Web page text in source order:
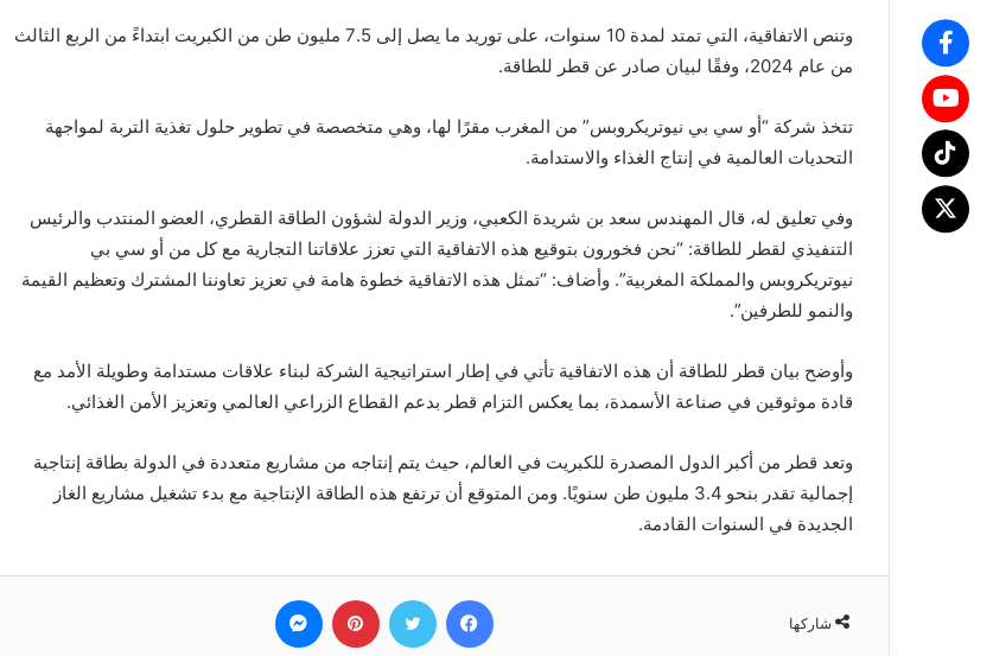
وتنص الاتفاقية، التي تمتد لمدة 10 سنوات، على توريد ما يصل إلى 7.5 مليون طن من الكبريت ابتداءً من الربع الثالث
من عام 2024، وفقًا لبيان صادر عن قطر للطاقة.
تتخذ شركة “أو سي بي نيوتريكروبس” من المغرب مقرًا لها، وهي متخصصة في تطوير حلول تغذية التربة لمواجهة
التحديات العالمية في إنتاج الغذاء والاستدامة.
وفي تعليق له، قال المهندس سعد بن شريدة الكعبي، وزير الدولة لشؤون الطاقة القطري، العضو المنتدب والرئيس
التنفيذي لقطر للطاقة: “نحن فخورون بتوقيع هذه الاتفاقية التي تعزز علاقاتنا التجارية مع كل من أو سي بي
نيوتريكروبس والمملكة المغربية”. وأضاف: “تمثل هذه الاتفاقية خطوة هامة في تعزيز تعاوننا المشترك وتعظيم القيمة
والنمو للطرفين”.
وأوضح بيان قطر للطاقة أن هذه الاتفاقية تأتي في إطار استراتيجية الشركة لبناء علاقات مستدامة وطويلة الأمد مع
قادة موثوقين في صناعة الأسمدة، بما يعكس التزام قطر بدعم القطاع الزراعي العالمي وتعزيز الأمن الغذائي.
وتعد قطر من أكبر الدول المصدرة للكبريت في العالم، حيث يتم إنتاجه من مشاريع متعددة في الدولة بطاقة إنتاجية
إجمالية تقدر بنحو 3.4 مليون طن سنويًا. ومن المتوقع أن ترتفع هذه الطاقة الإنتاجية مع بدء تشغيل مشاريع الغاز
الجديدة في السنوات القادمة.
شاركها
فيسبوك تويتر بينتيريست